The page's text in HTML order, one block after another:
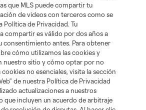
de privacidad
No vender mi información
de la Major League Soccer y MLS son
Soccer, L.L.C. (“MLS”). Los nombres y logos
están registrados y son marcas bajo ley común
el permiso de sus propietarios. Uso
que MLS puede compartir tu
de videos con terceros como se
Política de Privacidad. Tu
compartir es válido por dos años a
consentimiento antes. Para obtener
cómo utilizamos las cookies y
nuestro sitio y cómo optar por no
no esenciales, visita la sección
de nuestra Política de Privacidad
actualizaciones a nuestros
que incluyen un acuerdo de arbitraje